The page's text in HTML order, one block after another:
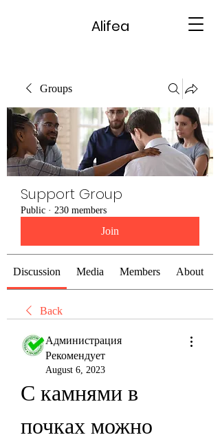
Alifea
Groups
Support Group
Public · 230 members
Join
Discussion Media Members About
Back
Администрация
Рекомендует
August 6, 2023
С камнями в
почках можно